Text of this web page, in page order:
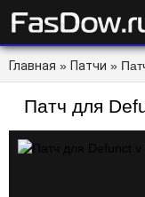
Главная » Патчи »
Патч для